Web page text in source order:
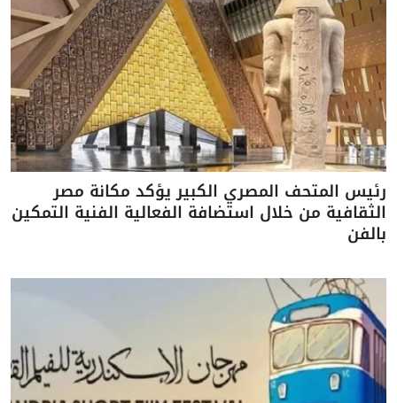
رئيس المتحف المصري الكبير يؤكد مكانة مصر
الثقافية من خلال استضافة الفعالية الفنية التمكين
بالفن